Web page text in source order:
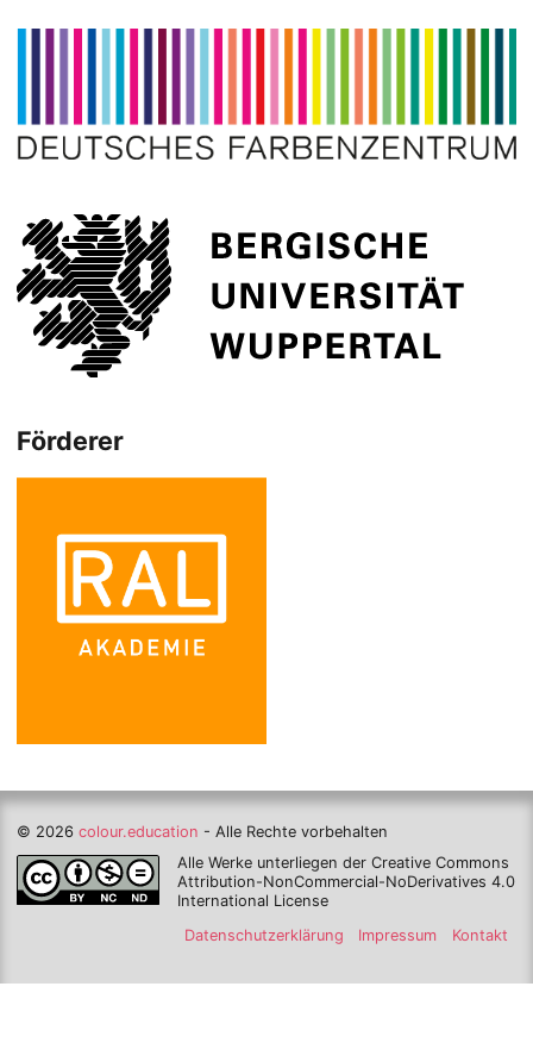
Förderer
© 2026 colour.education - Alle Rechte vorbehalten
Alle Werke unterliegen der Creative Commons
Attribution-NonCommercial-NoDerivatives 4.0
International License
Datenschutzerklärung
Impressum Kontakt